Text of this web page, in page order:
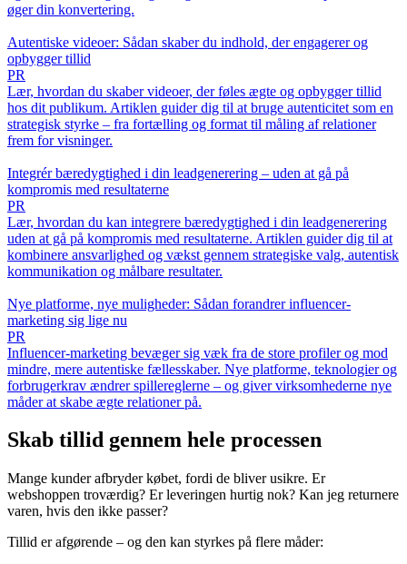
øger din konvertering.
Autentiske videoer: Sådan skaber du indhold, der engagerer og
opbygger tillid
PR
Lær, hvordan du skaber videoer, der føles ægte og opbygger tillid
hos dit publikum. Artiklen guider dig til at bruge autenticitet som en
strategisk styrke – fra fortælling og format til måling af relationer
frem for visninger.
Integrér bæredygtighed i din leadgenerering – uden at gå på
kompromis med resultaterne
PR
Lær, hvordan du kan integrere bæredygtighed i din leadgenerering
uden at gå på kompromis med resultaterne. Artiklen guider dig til at
kombinere ansvarlighed og vækst gennem strategiske valg, autentisk
kommunikation og målbare resultater.
Nye platforme, nye muligheder: Sådan forandrer influencer-
marketing sig lige nu
PR
Influencer-marketing bevæger sig væk fra de store profiler og mod
mindre, mere autentiske fællesskaber. Nye platforme, teknologier og
forbrugerkrav ændrer spillereglerne – og giver virksomhederne nye
måder at skabe ægte relationer på.
Skab tillid gennem hele processen
Mange kunder afbryder købet, fordi de bliver usikre. Er
webshoppen troværdig? Er leveringen hurtig nok? Kan jeg returnere
varen, hvis den ikke passer?
Tillid er afgørende – og den kan styrkes på flere måder: